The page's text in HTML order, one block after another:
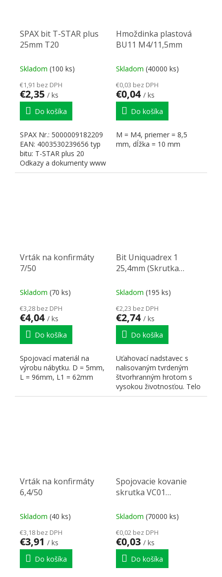
SPAX bit T-STAR plus
25mm T20
Skladom (100 ks)
€1,91 bez DPH
€2,35 / ks
Do košíka
SPAX Nr.: 5000009182209
EAN: 4003530239656 typ
bitu: T-STAR plus 20
Odkazy a dokumenty www
SPAX
Hmoždinka plastová
BU11 M4/11,5mm
Skladom (40000 ks)
€0,03 bez DPH
€0,04 / ks
Do košíka
M = M4, priemer = 8,5
mm, dĺžka = 10 mm
Vrták na konfirmáty
7/50
Skladom (70 ks)
€3,28 bez DPH
€4,04 / ks
Do košíka
Spojovací materiál na
výrobu nábytku. D = 5mm,
L = 96mm, L1 = 62mm
Bit Uniquadrex 1
25,4mm (Skrutka
Skladom (195 ks)
€2,23 bez DPH
€2,74 / ks
Do košíka
Uťahovací nadstavec s
nalisovaným tvrdeným
štvorhranným hrotom s
vysokou životnosťou. Telo
6 HR 1/4".
Vrták na konfirmáty
6,4/50
Skladom (40 ks)
€3,18 bez DPH
€3,91 / ks
Do košíka
Spojovacie kovanie
skrutka VC01
Skladom (70000 ks)
€0,02 bez DPH
€0,03 / ks
Do košíka